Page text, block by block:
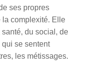
ses propres
la complexité. Elle
du social, de
qui se sentent
les métissages.